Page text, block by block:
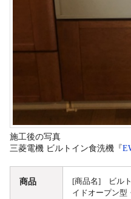
施工後の写真
三菱電機 ビルトイン食洗機『
商品
[商品名] ビルト
イドオープン型